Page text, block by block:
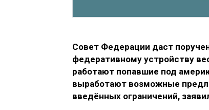
Совет Федерации даст
федеративному устройству
работают попавшие под
выработают возможные
введённых ограничений,